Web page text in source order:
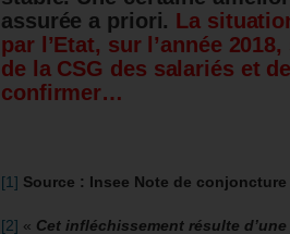
assurée a priori. La
par l’Etat, sur l’année
de la CSG des salariés et
confirmer…
[1] Source : Insee Note de conjoncture
[2] « Cet infléchissement résulte